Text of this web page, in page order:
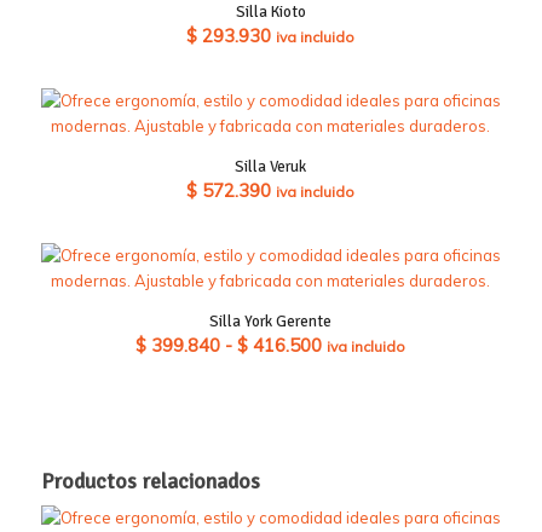
Silla Kioto
$ 293.930 iva incluido
Silla Veruk
$ 572.390 iva incluido
Silla York Gerente
$ 399.840 - $ 416.500Rango
$ 416.500
iva incluido
Productos relacionados